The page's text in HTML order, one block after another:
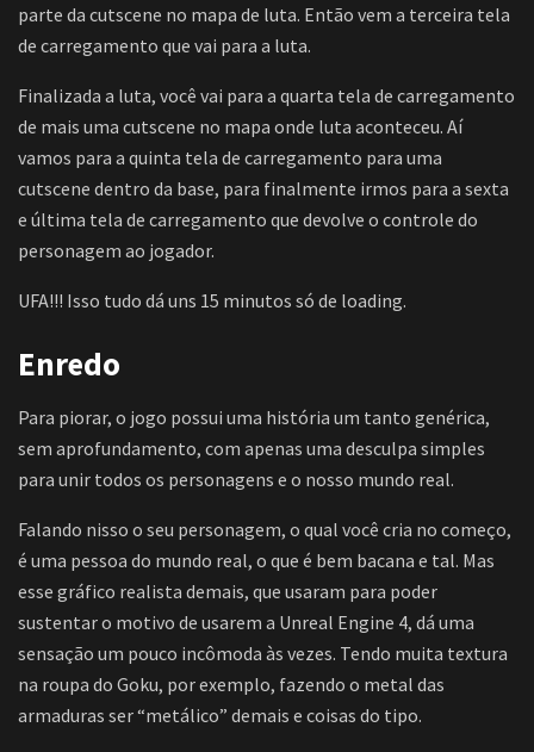
parte da cutscene no mapa de luta. Então vem a terceira tela
de carregamento que vai para a luta.
Finalizada a luta, você vai para a quarta tela de carregamento
de mais uma cutscene no mapa onde luta aconteceu. Aí
vamos para a quinta tela de carregamento para uma
cutscene dentro da base, para finalmente irmos para a sexta
e última tela de carregamento que devolve o controle do
personagem ao jogador.
UFA!!! Isso tudo dá uns 15 minutos só de loading.
Enredo
Para piorar, o jogo possui uma história um tanto genérica,
sem aprofundamento, com apenas uma desculpa simples
para unir todos os personagens e o nosso mundo real.
Falando nisso o seu personagem, o qual você cria no começo,
é uma pessoa do mundo real, o que é bem bacana e tal. Mas
esse gráfico realista demais, que usaram para poder
sustentar o motivo de usarem a Unreal Engine 4, dá uma
sensação um pouco incômoda às vezes. Tendo muita textura
na roupa do Goku, por exemplo, fazendo o metal das
armaduras ser “metálico” demais e coisas do tipo.